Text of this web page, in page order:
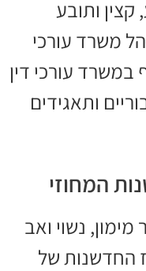
ותובע
משרד עורכי
במשרד עורכי דין
ותאגידים
המחוזי
נשוי ואב
החדשנות של